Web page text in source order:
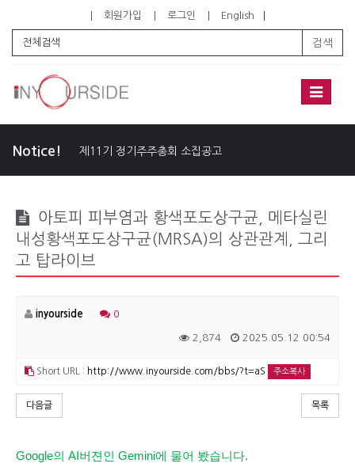
회원가입 로그인 English
검색
Toggle
Notice! 제11기 정기주주총회 소집공고
아토피 피부염과 황색포도상구균, 메타실린
내성황색포도상구균(MRSA)의 상관관계, 그리
고 탑라이브
inyourside 0
2,874 2025.05.12 00:54
Short URL : http://www.inyourside.com/bbs/?t=aS 주소복사
다음글 목록
Google의 AI버젼인 Gemini에 물어 봤습니다.